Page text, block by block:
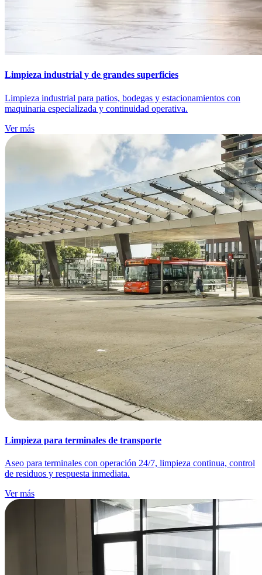
Limpieza industrial y de grandes superficies
Limpieza industrial para patios, bodegas y estacionamientos con
maquinaria especializada y continuidad operativa.
Ver más
Limpieza para terminales de transporte
Aseo para terminales con operación 24/7, limpieza continua, control
de residuos y respuesta inmediata.
Ver más